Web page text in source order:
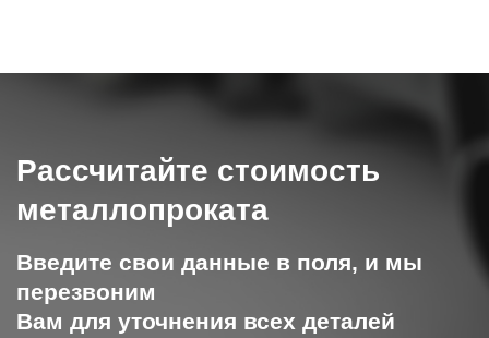
Рассчитайте стоимость
металлопроката
Введите свои данные в поля, и мы
перезвоним
Вам для уточнения всех деталей